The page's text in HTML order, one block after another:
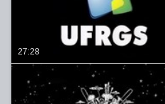
27:28